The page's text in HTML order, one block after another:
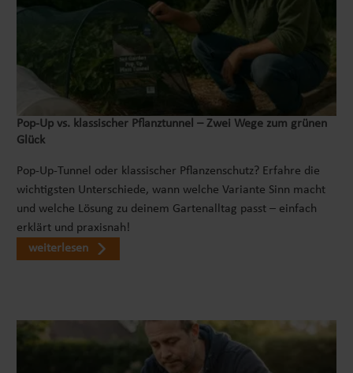
Pop‑Up vs. klassischer Pflanztunnel – Zwei Wege zum grünen
Glück
Pop-Up-Tunnel oder klassischer Pflanzenschutz? Erfahre die
wichtigsten Unterschiede, wann welche Variante Sinn macht
und welche Lösung zu deinem Gartenalltag passt – einfach
erklärt und praxisnah!
weiterlesen